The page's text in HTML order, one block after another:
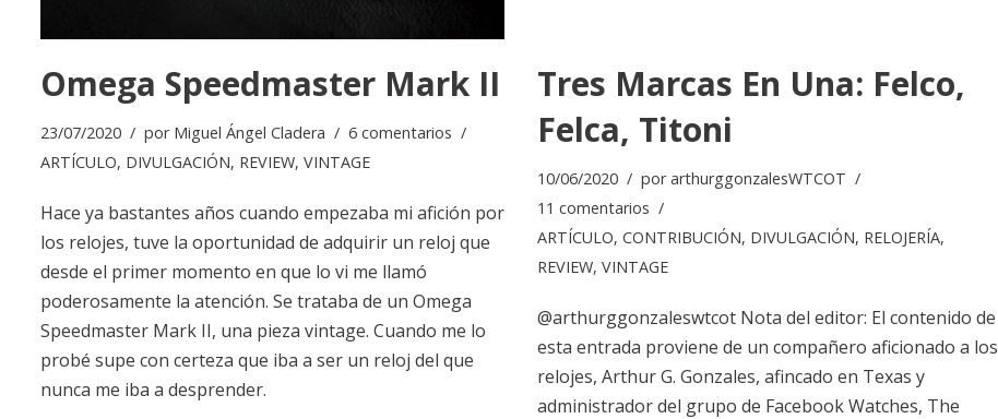
Omega Speedmaster Mark II
23/07/2020 por Miguel Ángel Cladera
6 comentarios
ARTÍCULO, DIVULGACIÓN, REVIEW, VINTAGE
Hace ya bastantes años cuando empezaba mi afición por
los relojes, tuve la oportunidad de adquirir un reloj que
desde el primer momento en que lo vi me llamó
poderosamente la atención. Se trataba de un Omega
Speedmaster Mark II, una pieza vintage. Cuando me lo
probé supe con certeza que iba a ser un reloj del que
nunca me iba a desprender.
Tres Marcas En Una: Felco,
Felca, Titoni
10/06/2020 porarthurggonzalesWTCOT
11 comentarios
ARTÍCULO, CONTRIBUCIÓN, DIVULGACIÓN, RELOJERÍA,
REVIEW, VINTAGE
@arthurggonzaleswtcot Nota del editor: El contenido de
esta entrada proviene de un compañero aficionado a los
relojes, Arthur G. Gonzales, afincado en Texas y
administrador del grupo de Facebook Watches, The